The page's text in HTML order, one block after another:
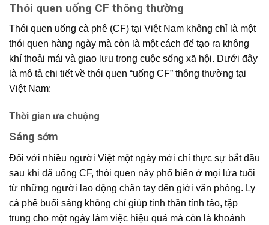
Thói quen uống CF thông thường
Thói quen uống cà phê (CF) tại Việt Nam không chỉ là một
thói quen hàng ngày mà còn là một cách để tạo ra không
khí thoải mái và giao lưu trong cuộc sống xã hội. Dưới đây
là mô tả chi tiết về thói quen “uống CF” thông thường tại
Việt Nam:
Thời gian ưa chuộng
Sáng sớm
Đối với nhiều người Việt một ngày mới chỉ thực sự bắt đầu
sau khi đã uống CF, thói quen này phổ biến ở mọi lứa tuổi
từ những người lao động chân tay đến giới văn phòng. Ly
cà phê buổi sáng không chỉ giúp tinh thần tỉnh táo, tập
trung cho một ngày làm việc hiệu quả mà còn là khoảnh